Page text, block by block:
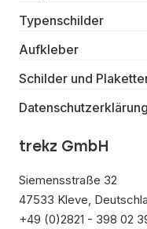
Typenschilder
Aufkleber
Schilder und
trekz GmbH
Siemensstraße 32
47533 Kleve,
+49 (0)2821 - 398 02